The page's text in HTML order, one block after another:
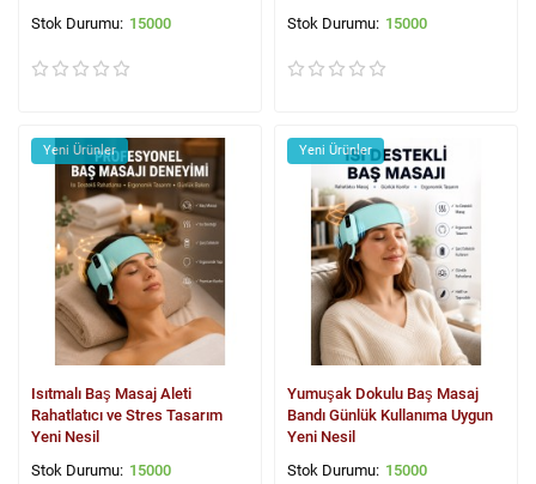
15000
15000
Yeni Ürünler
Isıtmalı Baş Masaj Aleti
Rahatlatıcı ve Stres Tasarım
Yeni Nesil
15000
Yeni Ürünler
Yumuşak Dokulu Baş Masaj
Bandı Günlük Kullanıma Uygun
Yeni Nesil
15000